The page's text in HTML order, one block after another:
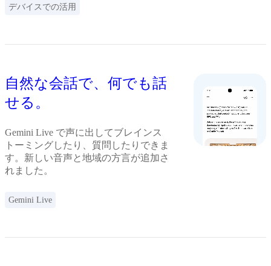
デバイスでの活用
自然な会話で、何でも話
せる。
Gemini Live で声に出してブレインス
トーミングしたり、質問したりできま
す。新しい音声と地域の方言が追加さ
れました。
Gemini Live